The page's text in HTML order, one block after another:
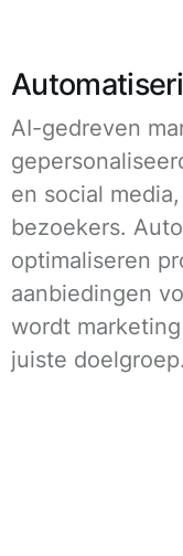
AI-gedreven
en social
bezoekers.
optimaliseren
aanbiedingen
wordt
juiste doelgroep.